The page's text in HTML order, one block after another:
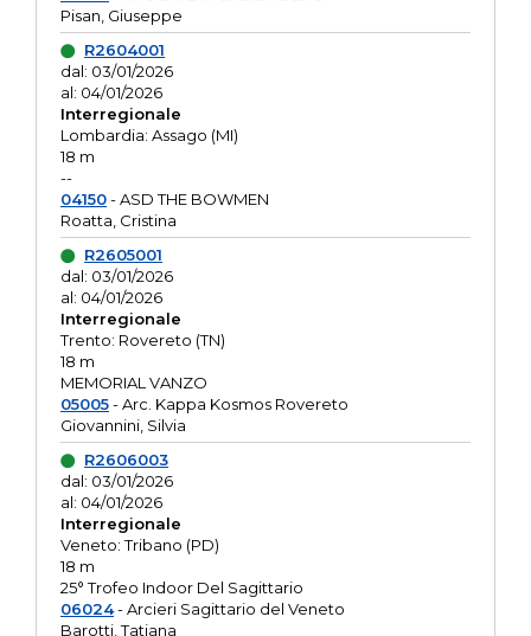
Pisan, Giuseppe
R2604001
dal: 03/01/2026
al: 04/01/2026
Interregionale
Lombardia: Assago (MI)
18 m
--
04150- ASD THE BOWMEN
Roatta, Cristina
R2605001
dal: 03/01/2026
al: 04/01/2026
Interregionale
Trento: Rovereto (TN)
18 m
MEMORIAL VANZO
05005- Arc. Kappa Kosmos Rovereto
Giovannini, Silvia
R2606003
dal: 03/01/2026
al: 04/01/2026
Interregionale
Veneto: Tribano (PD)
18 m
25° Trofeo Indoor Del Sagittario
06024- Arcieri Sagittario del Veneto
Barotti, Tatiana